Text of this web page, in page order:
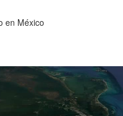
en México